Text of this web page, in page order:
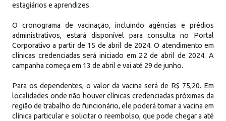
estagiários e aprendizes.
O cronograma de vacinação, incluindo agências e prédios
administrativos, estará disponível para consulta no Portal
Corporativo a partir de 15 de abril de 2024. O atendimento em
clínicas credenciadas será iniciado em 22 de abril de 2024. A
campanha começa em 13 de abril e vai até 29 de junho.
Para os dependentes, o valor da vacina será de R$ 75,20. Em
localidades onde não houver clínicas credenciadas próximas da
região de trabalho do funcionário, ele poderá tomar a vacina em
clínica particular e solicitar o reembolso, que pode chegar a até